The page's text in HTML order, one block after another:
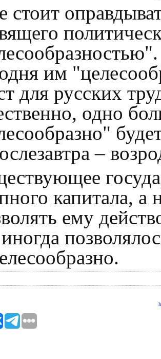
стоит
им
для русских
одно
–
капитала, а
ему